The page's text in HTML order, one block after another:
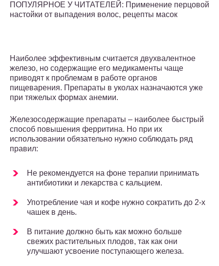
ПОПУЛЯРНОЕ У ЧИТАТЕЛЕЙ: Применение перцовой
настойки от выпадения волос, рецепты масок
Наиболее эффективным считается двухвалентное
железо, но содержащие его медикаменты чаще
приводят к проблемам в работе органов
пищеварения. Препараты в уколах назначаются уже
при тяжелых формах анемии.
Железосодержащие препараты – наиболее быстрый
способ повышения ферритина. Но при их
использовании обязательно нужно соблюдать ряд
правил:
Не рекомендуется на фоне терапии принимать
антибиотики и лекарства с кальцием.
Употребление чая и кофе нужно сократить до 2-х
чашек в день.
В питание должно быть как можно больше
свежих растительных плодов, так как они
улучшают усвоение поступающего железа.